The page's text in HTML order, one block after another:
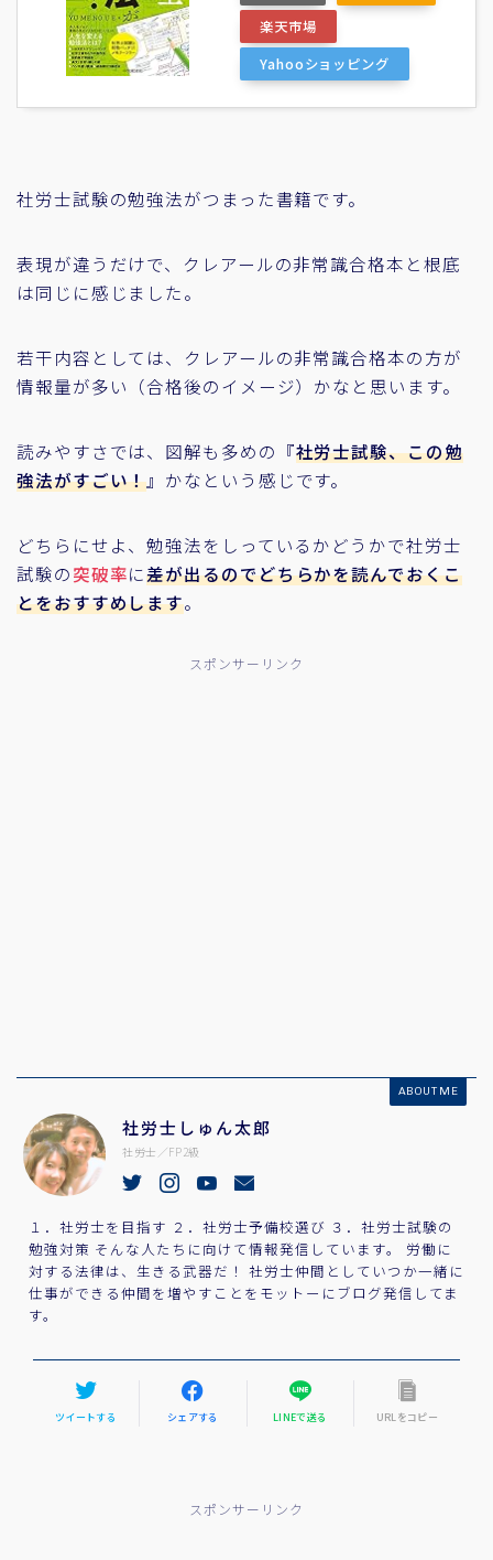
楽天市場
Yahooショッピング
社労士試験の勉強法がつまった書籍です。
表現が違うだけで、クレアールの非常識合格本と根底
は同じに感じました。
若干内容としては、クレアールの非常識合格本の方が
情報量が多い（合格後のイメージ）かなと思います。
読みやすさでは、図解も多めの『社労士試験、この勉
強法がすごい！』かなという感じです。
どちらにせよ、勉強法をしっているかどうかで社労士
試験の突破率に差が出るのでどちらかを読んでおくこ
とをおすすめします。
スポンサーリンク
ABOUT ME
社労士しゅん太郎
社労士／FP2級
１．社労士を目指す ２．社労士予備校選び ３．社労士試験の
勉強対策 そんな人たちに向けて情報発信しています。 労働に
対する法律は、生きる武器だ！ 社労士仲間としていつか一緒に
仕事ができる仲間を増やすことをモットーにブログ発信してま
す。
ツイートする シェアする LINEで送る URLをコピー
スポンサーリンク